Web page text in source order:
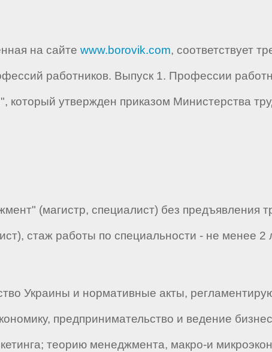
на сайте www.borovik.com, соответствует
работников. Выпуск 1. Профессии
который утвержден приказом Министерства
(магистр, специалист) без предъявления
стаж работы по специальности - не менее 2
Украины и нормативные акты,
предпринимательство и ведение
теорию менеджмента, макро-и